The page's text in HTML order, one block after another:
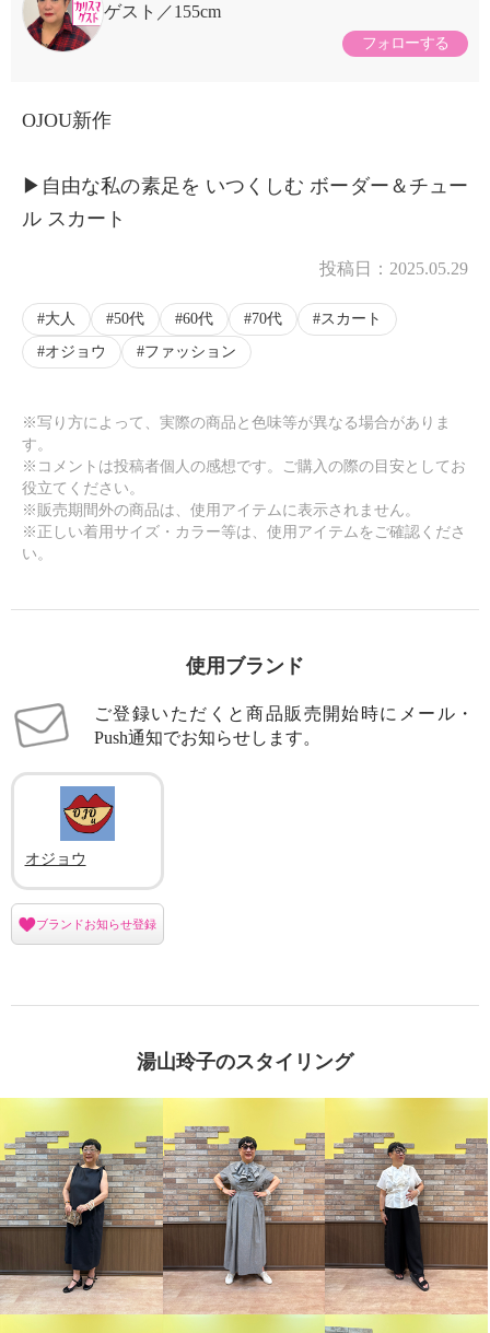
ゲスト
155cm
フォローする
OJOU新作
▶︎自由な私の素足を いつくしむ ボーダー＆チュー
ル スカート
投稿日： 2025.05.29
大人 50代 60代 70代
スカート
オジョウ
ファッション
※写り方によって、実際の商品と色味等が異なる場合がありま
す。
※コメントは投稿者個人の感想です。ご購入の際の目安としてお
役立てください。
※販売期間外の商品は、使用アイテムに表示されません。
※正しい着用サイズ・カラー等は、使用アイテムをご確認くださ
い。
使用ブランド
ご登録いただくと商品販売開始時にメール・
Push通知でお知らせします。
オジョウ
ブランドお知らせ登録
湯山玲子のスタイリング